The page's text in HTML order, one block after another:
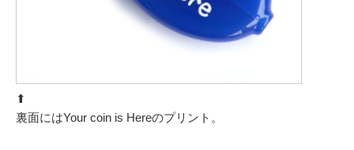
⬆︎
裏面にはYour coin is Hereのプリント。